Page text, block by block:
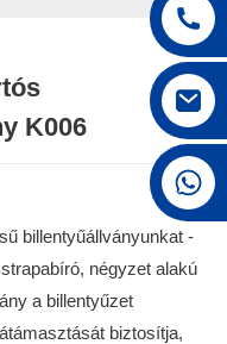
K006
billentyűállványunkat -
négyzet alakú
a billentyűzet
biztosítja,